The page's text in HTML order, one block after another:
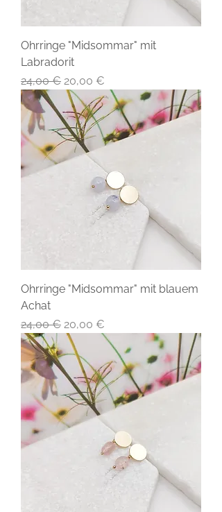
Ohrringe "Midsommar" mit
Labradorit
Standardpreis
24,00 € Sale-Preis
20,00 €
Ohrringe "Midsommar" mit blauem
Achat
Standardpreis
24,00 € Sale-Preis
20,00 €